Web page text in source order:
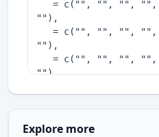
Explore more